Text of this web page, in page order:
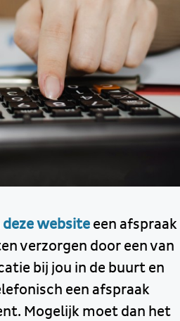
deze website een afspraak
verzorgen door een van
bij jou in de buurt en
een afspraak
Mogelijk moet dan het